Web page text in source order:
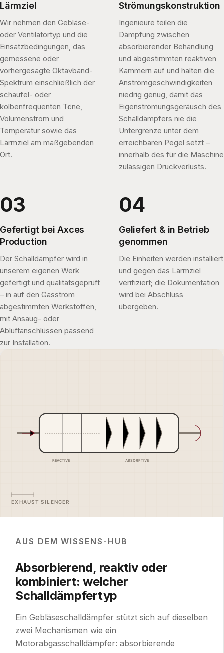
Lärmziel
Wir nehmen den Gebläse-
oder Ventilatortyp und die
Einsatzbedingungen, das
gemessene oder
vorhergesagte Oktavband-
Spektrum einschließlich der
schaufel- oder
kolbenfrequenten Töne,
Volumenstrom und
Temperatur sowie das
Lärmziel am maßgebenden
Ort.
Strömungskonstruktion
Ingenieure teilen die
Dämpfung zwischen
absorbierender Behandlung
und abgestimmten reaktiven
Kammern auf und halten die
Anströmgeschwindigkeiten
niedrig genug, damit das
Eigenströmungsgeräusch des
Schalldämpfers nie die
Untergrenze unter dem
erreichbaren Pegel setzt –
innerhalb des für die Maschine
zulässigen Druckverlusts.
Gefertigt bei Axces
Production
Der Schalldämpfer wird in
unserem eigenen Werk
gefertigt und qualitätsgeprüft
– in auf den Gasstrom
abgestimmten Werkstoffen,
mit Ansaug- oder
Abluftanschlüssen passend
zur Installation.
Geliefert & in Betrieb
genommen
Die Einheiten werden installiert
und gegen das Lärmziel
verifiziert; die Dokumentation
wird bei Abschluss
übergeben.
AUS DEM WISSENS-HUB
Absorbierend, reaktiv oder
kombiniert: welcher
Schalldämpfertyp
Ein Gebläseschalldämpfer stützt sich auf dieselben
zwei Mechanismen wie ein
Motorabgasschalldämpfer: absorbierende